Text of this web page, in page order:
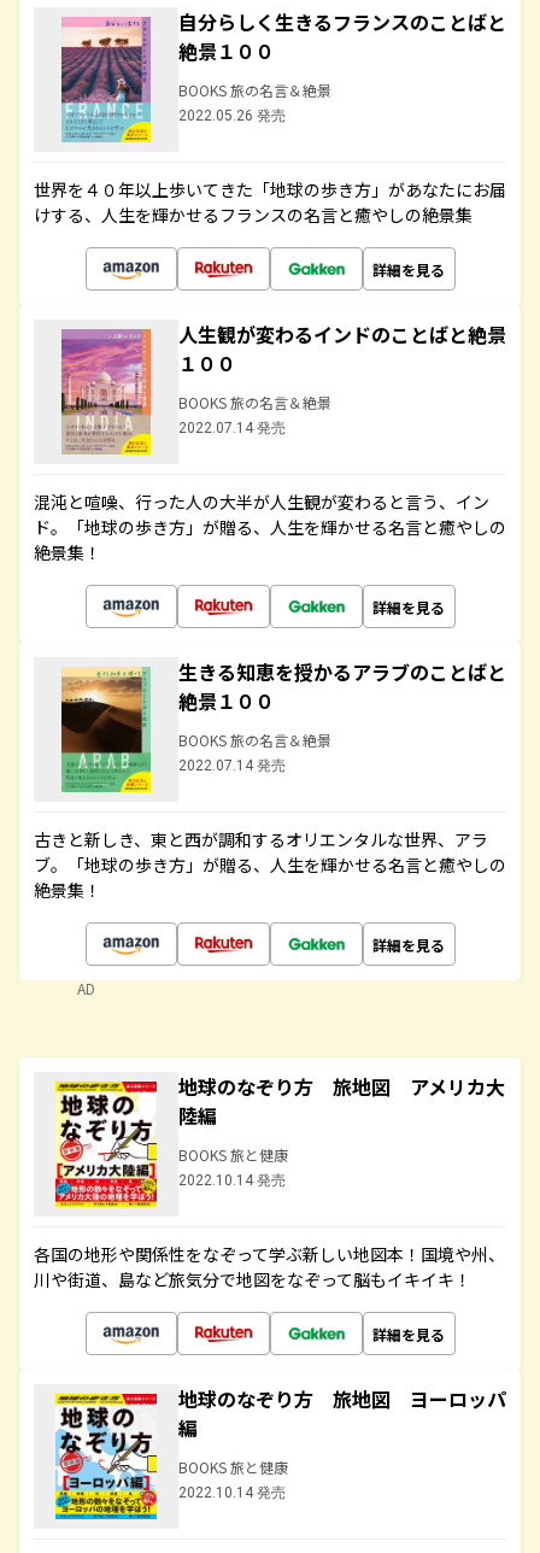
自分らしく生きるフランスのことばと
絶景１００
BOOKS 旅の名言＆絶景
2022.05.26 発売
世界を４０年以上歩いてきた「地球の歩き方」があなたにお届
けする、人生を輝かせるフランスの名言と癒やしの絶景集
詳細を見る
人生観が変わるインドのことばと絶景
１００
BOOKS 旅の名言＆絶景
2022.07.14 発売
混沌と喧噪、行った人の大半が人生観が変わると言う、イン
ド。「地球の歩き方」が贈る、人生を輝かせる名言と癒やしの
絶景集！
詳細を見る
生きる知恵を授かるアラブのことばと
絶景１００
BOOKS 旅の名言＆絶景
2022.07.14 発売
古きと新しき、東と西が調和するオリエンタルな世界、アラ
ブ。「地球の歩き方」が贈る、人生を輝かせる名言と癒やしの
絶景集！
詳細を見る
AD
地球のなぞり方 旅地図 アメリカ大
陸編
BOOKS 旅と健康
2022.10.14 発売
各国の地形や関係性をなぞって学ぶ新しい地図本！国境や州、
川や街道、島など旅気分で地図をなぞって脳もイキイキ！
詳細を見る
地球のなぞり方 旅地図 ヨーロッパ
編
BOOKS 旅と健康
2022.10.14 発売